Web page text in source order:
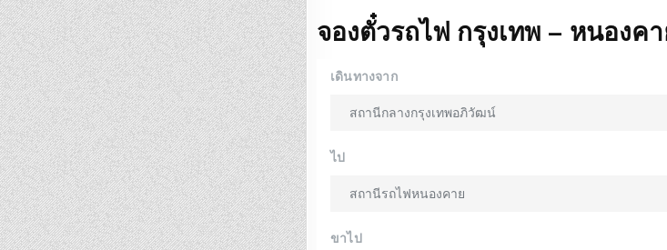
จองตั๋วรถไฟ กรุงเทพ – หนองค